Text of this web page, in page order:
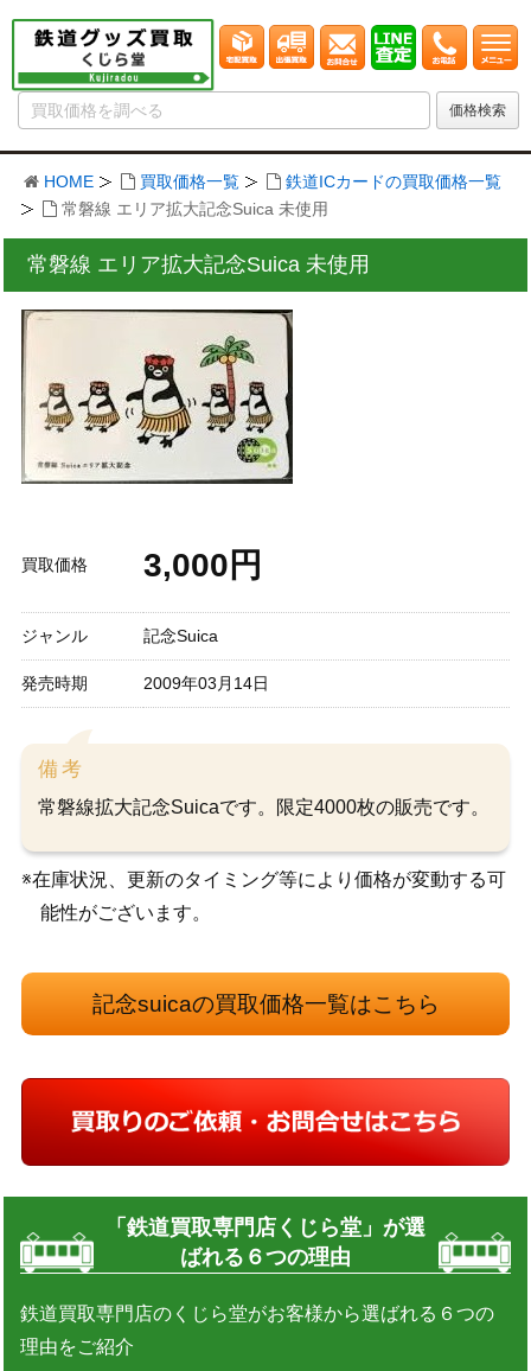
HOME 買取価格一覧
鉄道ICカードの買取価格一覧
常磐線 エリア拡大記念Suica 未使用
常磐線 エリア拡大記念Suica 未使用
買取価格 3,000円
ジャンル 記念Suica
発売時期 2009年03月14日
備考
常磐線拡大記念Suicaです。限定4000枚の販売です。
※在庫状況、更新のタイミング等により価格が変動する可
能性がございます。
記念suicaの買取価格一覧はこちら
「鉄道買取専門店くじら堂」が選
ばれる６つの理由
鉄道買取専門店のくじら堂がお客様から選ばれる６つの
理由をご紹介